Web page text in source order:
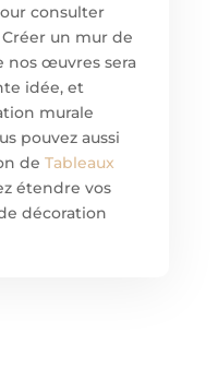
consulter
un mur de
nos œuvres sera
idée, et
murale
pouvez aussi
de Tableaux
étendre vos
décoration